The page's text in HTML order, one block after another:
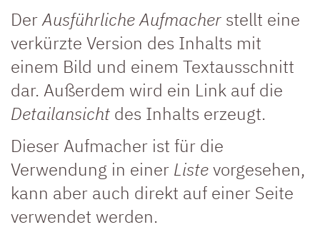
DerAusführliche Aufmacher stellt eine
verkürzte Version des Inhalts mit
einem Bild und einem Textausschnitt
dar. Außerdem wird ein Link auf die
Detailansicht des Inhalts erzeugt.
Dieser Aufmacher ist für die
Verwendung in einer Listevorgesehen,
kann aber auch direkt auf einer Seite
verwendet werden.